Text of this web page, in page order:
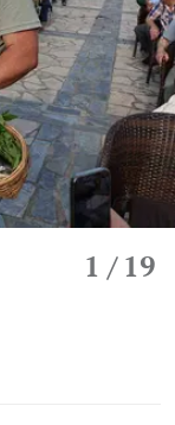
1 / 19